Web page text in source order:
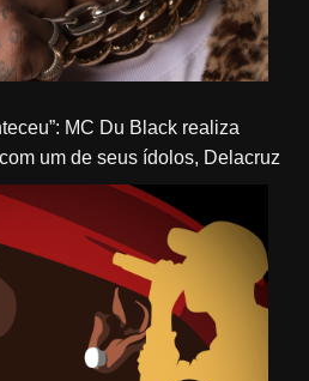
um de seus ídolos, Delacruz